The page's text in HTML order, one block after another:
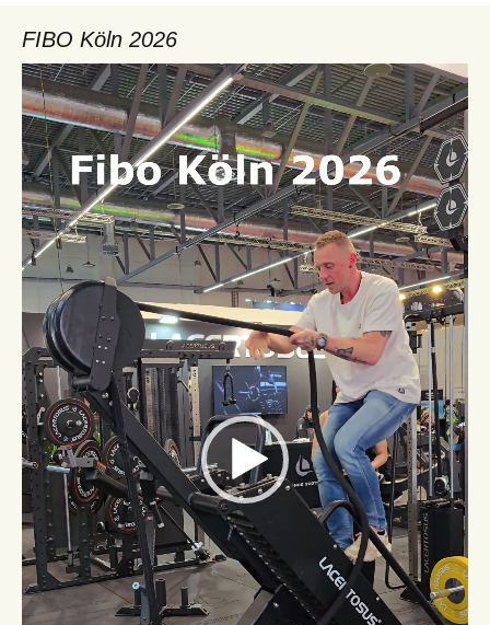
FIBO Köln 2026
Video-
Player